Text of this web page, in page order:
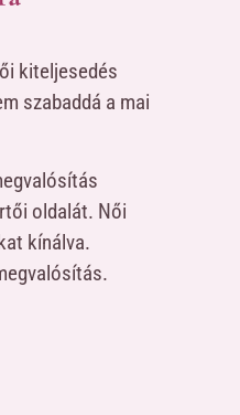
kiteljesedés
szabaddá a mai
oldalát. Női
kínálva.